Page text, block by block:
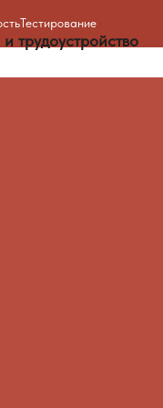
Тестирование
трудоустройство